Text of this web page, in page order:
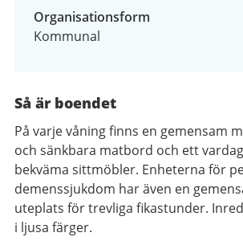
Organisationsform
Kommunal
Så är boendet
På varje våning finns en gemensam
och sänkbara matbord och ett
bekväma sittmöbler. Enheterna för
demenssjukdom har även en
uteplats för trevliga fikastunder.
i ljusa färger.